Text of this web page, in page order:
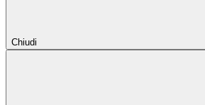
Chiudi